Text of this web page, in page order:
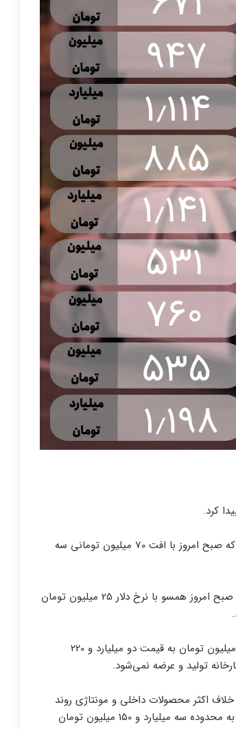
تیگو 8 پرومکس (IE) در دسته محصولات مدیران خودرو قرار گرفته است که صبح امروز با افت 70 میلیون تومانی سه
جک J4 یکی از اقتصادی‌ترین محصولات کرمان موتور به شمار می‌رود که صبح امروز همسو با نرخ دلار 25 میلیون تومان
فیدلیتی (7 نفره) در دسته محصولات بهمن موتور،‌ هم‌اکنون با ریزش 66 میلیون تومان به قیمت دو میلیارد و 220
تولید و عرضه نمی‌شود.
بر خلاف اکثر محصولات داخلی و مونتاژی روند
صعودی به خود گرفته است. خودرو مذکور امروز با رشد 90 میلیون تومان به محدوده سه میلیارد و 150 میلیون تومان